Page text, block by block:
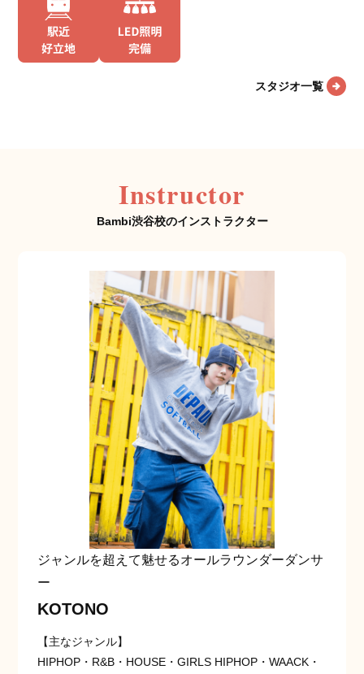
スタジオ一覧
Instructor
Bambi渋谷校のインストラクター
ジャンルを超えて魅せるオールラウンダーダンサ
ー
KOTONO
【主なジャンル】
HIPHOP・R&B・HOUSE・GIRLS HIPHOP・WAACK・